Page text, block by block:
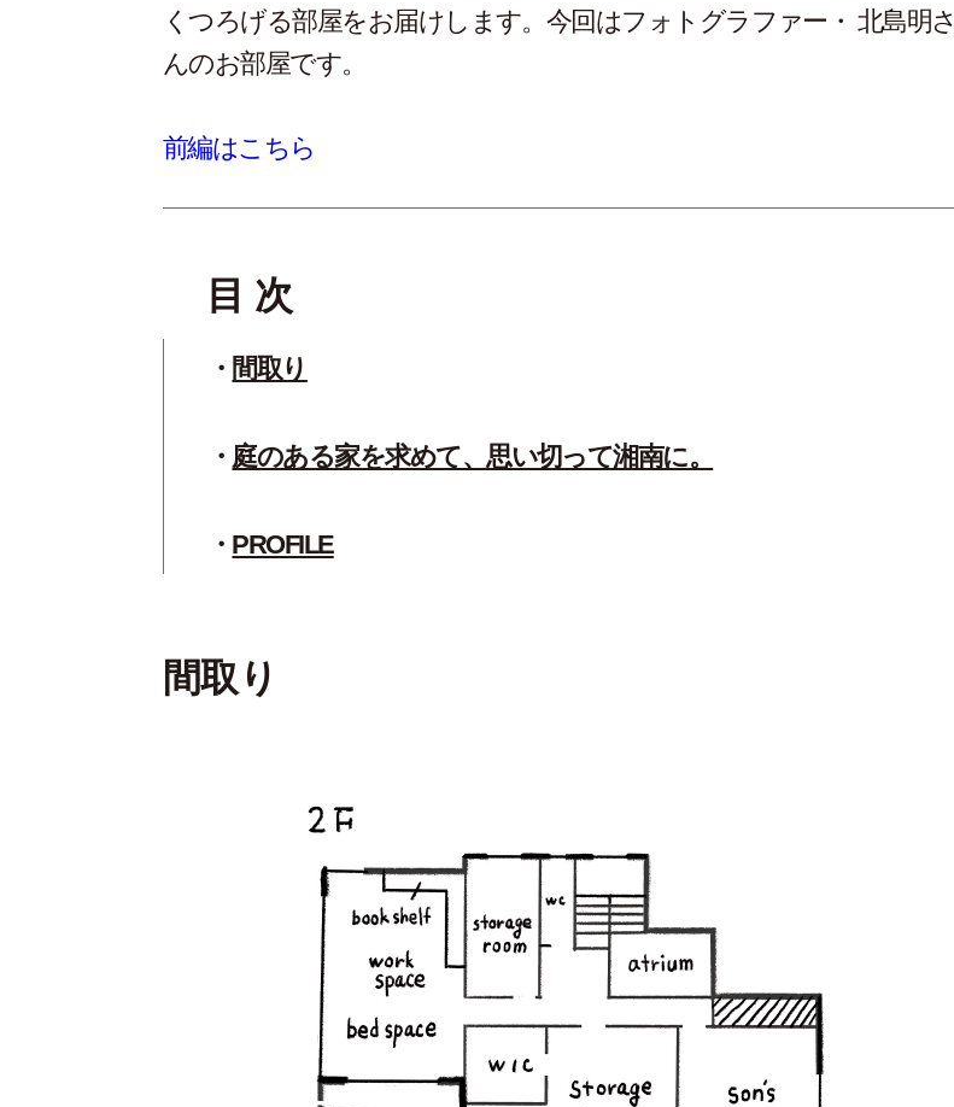
くつろげる部屋をお届けします。今回はフォトグラファー・ 北島明さ
んのお部屋です。
前編はこちら
目 次
間取り
庭のある家を求めて、思い切って湘南に。
PROFILE
間取り